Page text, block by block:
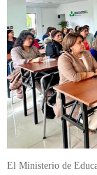
El Ministerio de